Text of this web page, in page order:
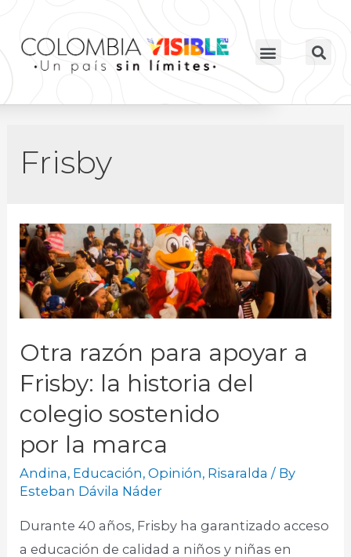
Frisby
Otra razón para apoyar a
Frisby: la historia del
colegio sostenido
por la marca
Andina, Educación,Opinión, Risaralda / By
Esteban Dávila Náder
Durante 40 años, Frisby ha garantizado acceso
a educación de calidad a niños y niñas en